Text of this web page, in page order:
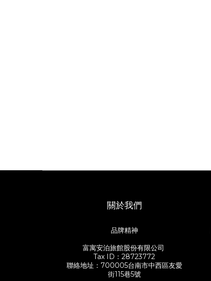
關於我們
品牌精神
富寓安泊旅館股份有限公司
Tax ID：28723772
聯絡地址：700005台南市中西區友愛
街115巷5號